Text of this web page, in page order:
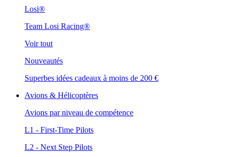
Losi®
Team Losi Racing®
Voir tout
Nouveautés
Superbes idées cadeaux à moins de 200 €
Avions & Hélicoptères
Avions par niveau de compétence
L1 - First-Time Pilots
L2 - Next Step Pilots